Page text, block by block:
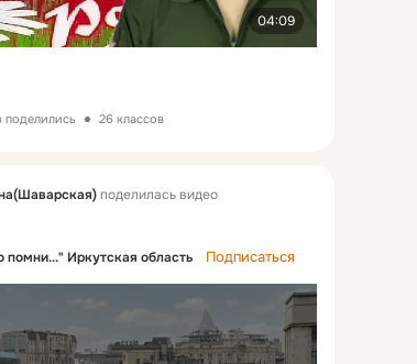
04:09
поделились 26 классов
поделилась видео
Иркутская область Подписаться